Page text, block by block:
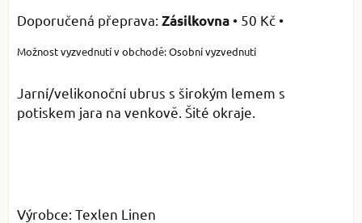
Zásilkovna • 50 Kč •
Osobní vyzvednutí
Jarní/velikonoční ubrus s širokým lemem s
potiskem jara na venkově. Šité okraje.
Výrobce: Texlen Linen